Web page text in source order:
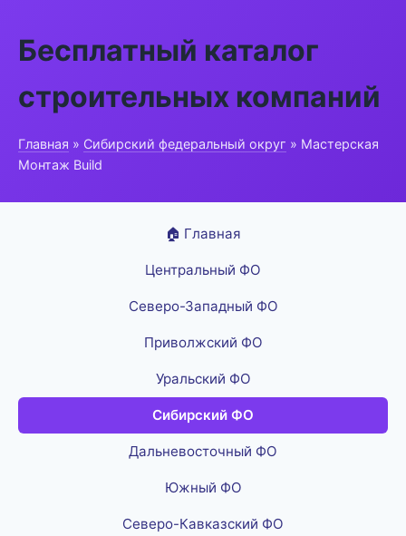
Бесплатный каталог
строительных компаний
Главная » Сибирский федеральный округ » Мастерская
Монтаж Build
🏠 Главная
Центральный ФО
Северо-Западный ФО
Приволжский ФО
Уральский ФО
Сибирский ФО
Дальневосточный ФО
Южный ФО
Северо-Кавказский ФО